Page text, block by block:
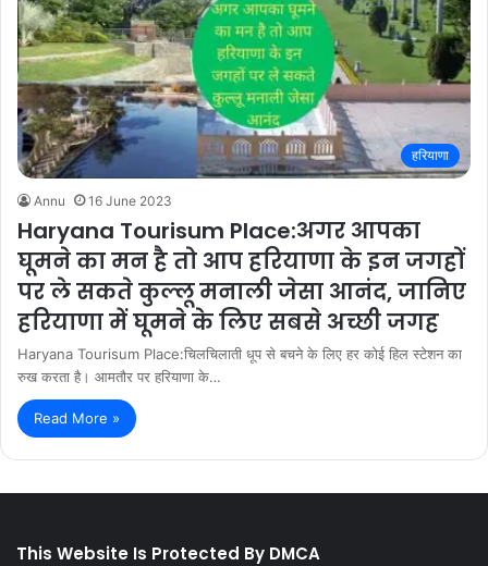
हरियाणा
Annu 16 June 2023
Haryana Tourisum Place:अगर आपका
घूमने का मन है तो आप हरियाणा के इन जगहों
पर ले सकते कुल्लू मनाली जेसा आनंद, जानिए
हरियाणा में घूमने के लिए सबसे अच्छी जगह
Haryana Tourisum Place:चिलचिलाती धूप से बचने के लिए हर कोई हिल स्टेशन का
रुख करता है। आमतौर पर हरियाणा के…
Read More »
This Website Is Protected By DMCA